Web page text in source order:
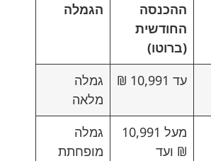
ההכנסה
החודשית
(ברוטו)
הגמלה
עד 10,991 ₪
גמלה
מלאה
מעל 10,991
₪ ועד
גמלה
מופחתת